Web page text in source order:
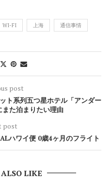
WI-FI 上海 通信事情
post
ト系列五つ星ホテル「アンダー
た泊まりたい理由
post
ハワイ便 0歳4ヶ月のフライト
LIKE